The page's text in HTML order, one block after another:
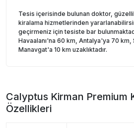
Tesis içerisinde bulunan doktor,
kiralama hizmetlerinden
geçirmeniz için tesiste bar
Havaalanı'na 60 km, Antalya'ya 70 km,
Manavgat'a 10 km uzaklıktadır.
Calyptus Kirman Premium
Özellikleri